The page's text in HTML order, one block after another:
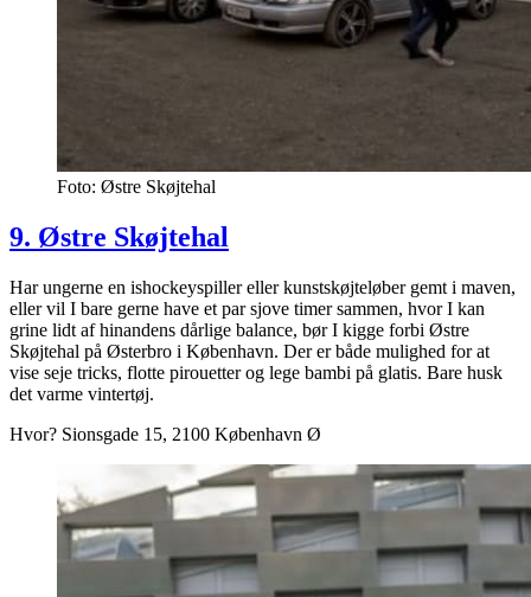
Foto: Østre Skøjtehal
9. Østre Skøjtehal
Har ungerne en ishockeyspiller eller kunstskøjteløber gemt i maven,
eller vil I bare gerne have et par sjove timer sammen, hvor I kan
grine lidt af hinandens dårlige balance, bør I kigge forbi Østre
Skøjtehal på Østerbro i København. Der er både mulighed for at
vise seje tricks, flotte pirouetter og lege bambi på glatis. Bare husk
det varme vintertøj.
Hvor? Sionsgade 15, 2100 København Ø